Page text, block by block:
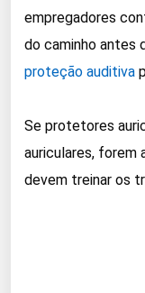
empregadores
do caminho antes
proteção auditiva
Se protetores
auriculares, forem
devem treinar os